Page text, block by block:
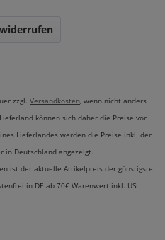
zzgl. Versandkosten, wenn nicht anders
können sich daher die Preise vor
Lieferlandes werden die Preise inkl. der
in Deutschland angezeigt.
ist der aktuelle Artikelpreis der günstigste
in DE ab 70€ Warenwert inkl. USt .